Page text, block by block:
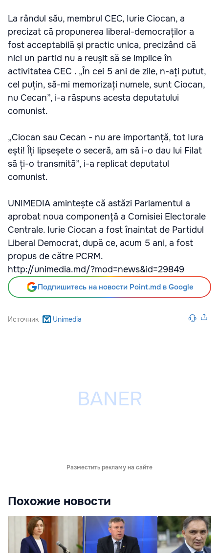
La rândul său, membrul CEC, Iurie Ciocan, a
precizat că propunerea liberal-democraților a
fost acceptabilă și practic unica, precizând că
nici un partid nu a reușit să se implice în
activitatea CEC . „În cei 5 ani de zile, n-ați putut,
cel puțin, să-mi memorizați numele, sunt Ciocan,
nu Cecan”, i-a răspuns acesta deputatului
comunist.
„Ciocan sau Cecan - nu are importanță, tot Iura
ești! Îți lipseșete o seceră, am să i-o dau lui Filat
să ți-o transmită”, i-a replicat deputatul
comunist.
UNIMEDIA amintește că astăzi Parlamentul a
aprobat noua componență a Comisiei Electorale
Centrale. Iurie Ciocan a fost înaintat de Partidul
Liberal Democrat, după ce, acum 5 ani, a fost
propus de către PCRM.
http://unimedia.md/?mod=news&id=29849
Подпишитесь на новости Point.md в Google
Источник Unimedia
Разместить рекламу на сайте
Похожие новости